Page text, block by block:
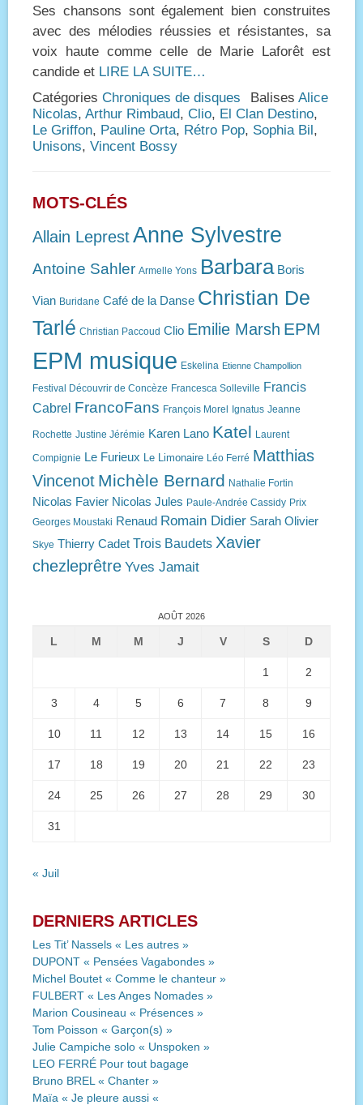
Ses chansons sont également bien construites
avec des mélodies réussies et résistantes, sa
voix haute comme celle de Marie Laforêt est
candide et LIRE LA SUITE…
Catégories Chroniques de disques Balises Alice
Nicolas, Arthur Rimbaud, Clio, El Clan Destino,
Le Griffon, Pauline Orta, Rétro Pop, Sophia Bil,
Unisons, Vincent Bossy
MOTS-CLÉS
Allain LeprestAnne Sylvestre
Antoine Sahler Armelle Yons Barbara Boris
Vian Buridane Café de la Danse Christian De
Tarlé Christian Paccoud Clio Emilie Marsh EPM
EPM musique Eskelina Etienne Champollion
Festival Découvrir de Concèze Francesca Solleville Francis
Cabrel FrancoFans François Morel Ignatus Jeanne
Rochette Justine Jérémie Karen Lano Katel Laurent
Compignie Le Furieux Le Limonaire Léo Ferré Matthias
Vincenot Michèle Bernard Nathalie Fortin
Nicolas Favier Nicolas Jules Paule-Andrée Cassidy Prix
Georges Moustaki Renaud Romain Didier Sarah Olivier
Skye Thierry Cadet Trois Baudets Xavier
chezleprêtre Yves Jamait
AOÛT 2026
L M M J V S D
1 2
3 4 5 6 7 8 9
10 11 12 13 14 15 16
17 18 19 20 21 22 23
24 25 26 27 28 29 30
31
« Juil
DERNIERS ARTICLES
Les Tit’ Nassels « Les autres »
DUPONT « Pensées Vagabondes »
Michel Boutet « Comme le chanteur »
FULBERT « Les Anges Nomades »
Marion Cousineau « Présences »
Tom Poisson « Garçon(s) »
Julie Campiche solo « Unspoken »
LEO FERRÉ Pour tout bagage
Bruno BREL « Chanter »
Maïa « Je pleure aussi «